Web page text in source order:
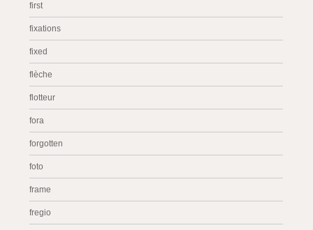
first
fixations
fixed
flèche
flotteur
fora
forgotten
foto
frame
fregio